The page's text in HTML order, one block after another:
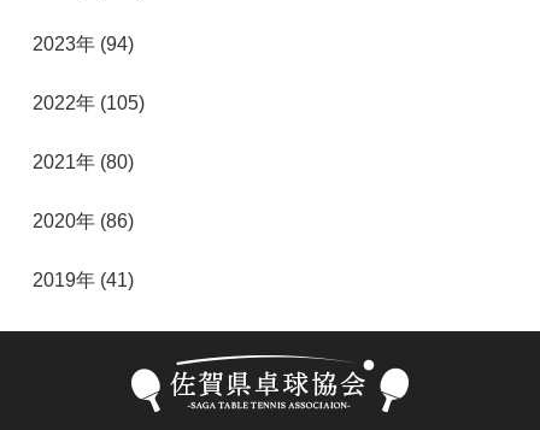
2023年 (94)
2022年 (105)
2021年 (80)
2020年 (86)
2019年 (41)